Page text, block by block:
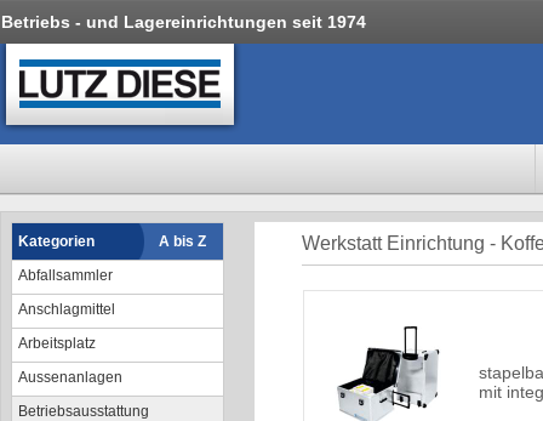
Betriebs - und Lagereinrichtungen seit 1974
Kategorien
A bis Z
Abfallsammler
Anschlagmittel
Arbeitsplatz
Aussenanlagen
Betriebsausstattung
Werkstatt Einrichtung -
mit